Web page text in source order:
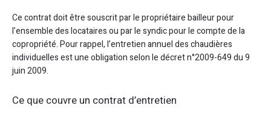
Ce contrat doit être souscrit par le propriétaire bailleur pour
l’ensemble des locataires ou par le syndic pour le compte de la
copropriété. Pour rappel, l’entretien annuel des chaudières
individuelles est une obligation selon le décret n°2009-649 du 9
juin 2009.
Ce que couvre un contrat d’entretien